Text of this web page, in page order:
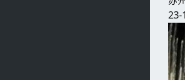
23-